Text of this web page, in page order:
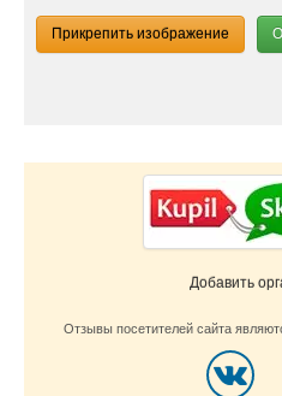
Прикрепить изображение
Добавить
Отзывы посетителей сайта